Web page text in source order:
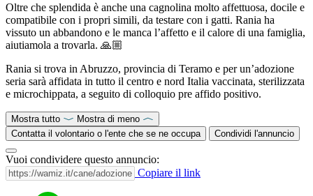
Oltre che splendida è anche una cagnolina molto affettuosa, docile e
compatibile con i propri simili, da testare con i gatti. Rania ha
vissuto un abbandono e le manca l’affetto e il calore di una famiglia,
aiutiamola a trovarla. 🙏🏼
Rania si trova in Abruzzo, provincia di Teramo e per un’adozione
seria sarà affidata in tutto il centro e nord Italia vaccinata, sterilizzata
e microchippata, a seguito di colloquio pre affido positivo.
Mostra tutto
Mostra di meno
Contatta il volontario o l'ente che se ne occupa
Condividi l'annuncio
Vuoi condividere questo annuncio:
Copiare il link